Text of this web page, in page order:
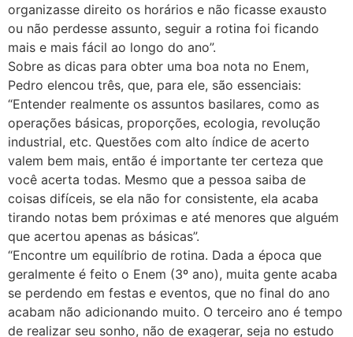
organizasse direito os horários e não ficasse exausto
ou não perdesse assunto, seguir a rotina foi ficando
mais e mais fácil ao longo do ano”.
Sobre as dicas para obter uma boa nota no Enem,
Pedro elencou três, que, para ele, são essenciais:
“Entender realmente os assuntos basilares, como as
operações básicas, proporções, ecologia, revolução
industrial, etc. Questões com alto índice de acerto
valem bem mais, então é importante ter certeza que
você acerta todas. Mesmo que a pessoa saiba de
coisas difíceis, se ela não for consistente, ela acaba
tirando notas bem próximas e até menores que alguém
que acertou apenas as básicas”.
“Encontre um equilíbrio de rotina. Dada a época que
geralmente é feito o Enem (3º ano), muita gente acaba
se perdendo em festas e eventos, que no final do ano
acabam não adicionando muito. O terceiro ano é tempo
de realizar seu sonho, não de exagerar, seja no estudo